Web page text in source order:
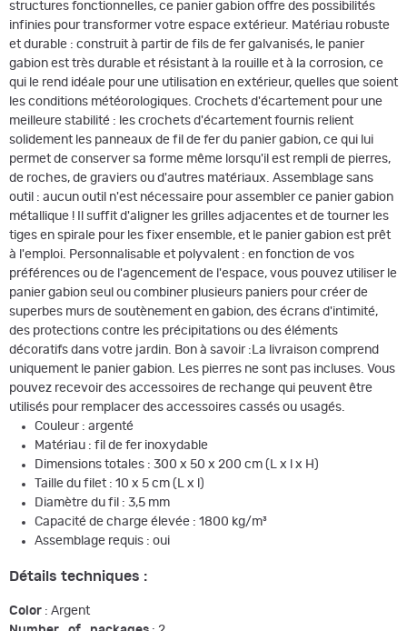
structures fonctionnelles, ce panier gabion offre des possibilités
infinies pour transformer votre espace extérieur. Matériau robuste
et durable : construit à partir de fils de fer galvanisés, le panier
gabion est très durable et résistant à la rouille et à la corrosion, ce
qui le rend idéale pour une utilisation en extérieur, quelles que soient
les conditions météorologiques. Crochets d'écartement pour une
meilleure stabilité : les crochets d'écartement fournis relient
solidement les panneaux de fil de fer du panier gabion, ce qui lui
permet de conserver sa forme même lorsqu'il est rempli de pierres,
de roches, de graviers ou d'autres matériaux. Assemblage sans
outil : aucun outil n'est nécessaire pour assembler ce panier gabion
métallique ! Il suffit d'aligner les grilles adjacentes et de tourner les
tiges en spirale pour les fixer ensemble, et le panier gabion est prêt
à l'emploi. Personnalisable et polyvalent : en fonction de vos
préférences ou de l'agencement de l'espace, vous pouvez utiliser le
panier gabion seul ou combiner plusieurs paniers pour créer de
superbes murs de soutènement en gabion, des écrans d'intimité,
des protections contre les précipitations ou des éléments
décoratifs dans votre jardin. Bon à savoir :La livraison comprend
uniquement le panier gabion. Les pierres ne sont pas incluses. Vous
pouvez recevoir des accessoires de rechange qui peuvent être
utilisés pour remplacer des accessoires cassés ou usagés.
Couleur : argenté
Matériau : fil de fer inoxydable
Dimensions totales : 300 x 50 x 200 cm (L x l x H)
Taille du filet : 10 x 5 cm (L x l)
Diamètre du fil : 3,5 mm
Capacité de charge élevée : 1800 kg/m³
Assemblage requis : oui
Détails techniques :
Color : Argent